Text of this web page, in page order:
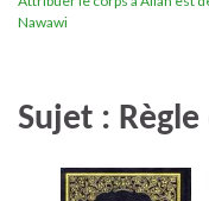
Nawawi
Sujet : Règle